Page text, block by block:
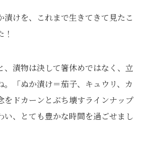
漬けを、これまで生きてきて見たこ
、漬物は決して箸休めではなく、立
。「ぬか漬け＝茄子、キュウリ、カ
をドカーンとぶち壊すラインナップ
い、とても豊かな時間を過ごせまし